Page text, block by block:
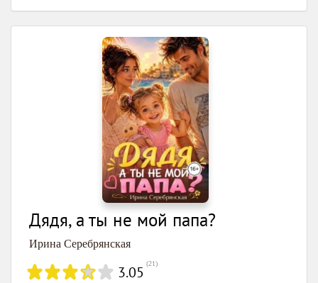
Дядя, а ты не мой папа?
Ирина Серебрянская
3.05 (21)